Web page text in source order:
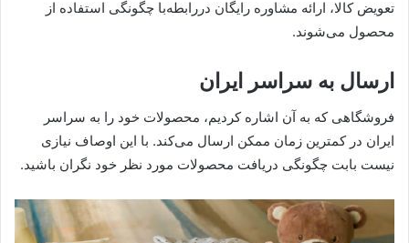
تعویض کالا، ارائه مشاوره رایگان دررابطه‌با چگونگی استفاده از
محصول می‌شوند.
ارسال به سراسر ایران
فروشگاهی که به آن اشاره کردیم، محصولات خود را به سراسر
ایران در کمترین زمان ممکن ارسال می‌کند. با این اوصاف نیازی
نیست بابت چگونگی دریافت محصولات مورد نظر خود نگران باشید.